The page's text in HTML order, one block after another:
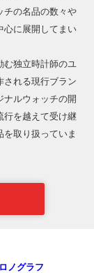
チの名品の数々や
心に展開してまい
む独立時計師のユ
される現行ブラン
ナルウォッチの開
行を越えて受け継
取り扱っていま
ノグラフ